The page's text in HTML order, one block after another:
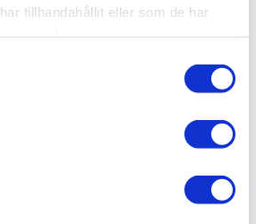
tillhandahållit eller som de har
/ Trägolv /